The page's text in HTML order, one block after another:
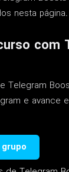
nesta página.
com
Telegram
e avance